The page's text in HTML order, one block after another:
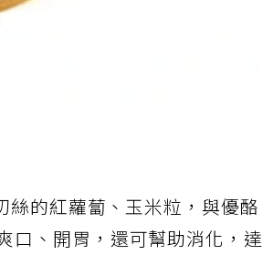
的紅蘿蔔、玉米粒，與優酪
口、開胃，還可幫助消化，達